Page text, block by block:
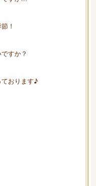
！
すか？
おります♪